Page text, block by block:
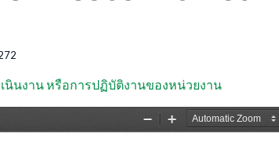
นินงาน หรือการปฏิบัติงานของหน่วยงาน